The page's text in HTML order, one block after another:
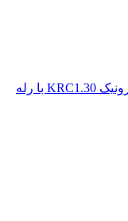
رله برد 30 آمپر تک کانال 24 ولت کوشا الکترونیک KRC1.30 با رله